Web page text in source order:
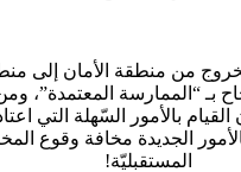
من منطقة الأمان إلى
بـ “الممارسة المعتمدة”،
بالأمور السّهلة التي
الجديدة مخافة وقوع
المستقبليّة!